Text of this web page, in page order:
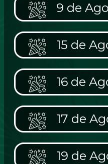
9 de
15 de
16 de
17 de
19 de